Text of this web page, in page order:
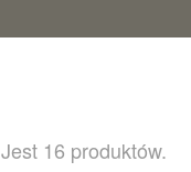
Jest 16 produktów.